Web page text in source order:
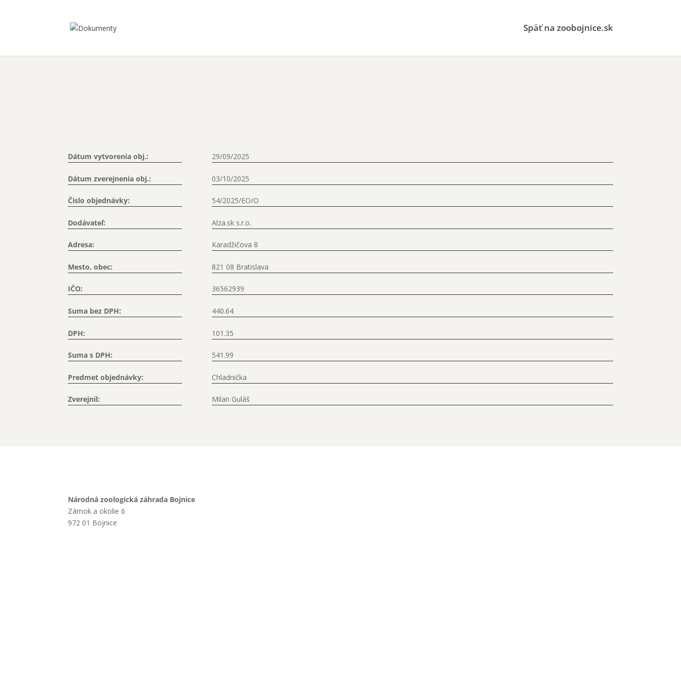
Späť na zoobojnice.sk
Dátum vytvorenia obj.:
Dátum zverejnenia obj.:
Číslo objednávky:
Dodávateľ:
Adresa:
Mesto, obec:
IČO:
Suma bez DPH:
DPH:
Suma s DPH:
Predmet objednávky:
Zverejnil:
29/09/2025
03/10/2025
54/2025/EO/O
Alza.sk s.r.o.
Karadžičova 8
821 08 Bratislava
36562939
440.64
101.35
541.99
Chladnička
Milan Guláš
Národná zoologická záhrada Bojnice
Zámok a okolie 6
972 01 Bojnice